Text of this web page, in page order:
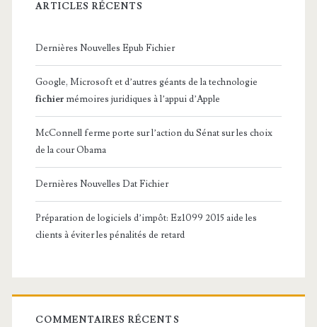
ARTICLES RÉCENTS
Dernières Nouvelles Epub Fichier
Google, Microsoft et d’autres géants de la technologie
fichier mémoires juridiques à l’appui d’Apple
McConnell ferme porte sur l’action du Sénat sur les choix
de la cour Obama
Dernières Nouvelles Dat Fichier
Préparation de logiciels d’impôt: Ez1099 2015 aide les
clients à éviter les pénalités de retard
COMMENTAIRES RÉCENTS